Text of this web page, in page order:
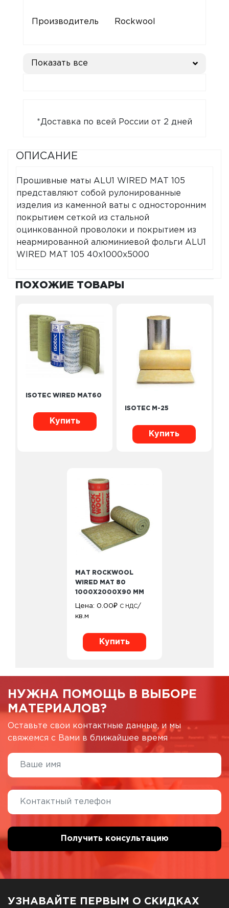
Производитель Rockwool
Показать все
*Доставка по всей России от 2 дней
ОПИСАНИЕ
Прошивные маты ALU1 WIRED MAT 105
представляют собой рулонированные
изделия из каменной ваты с односторонним
покрытием сеткой из стальной
оцинкованной проволоки и покрытием из
неармированной алюминиевой фольги ALU1
WIRED MAT 105 40x1000x5000
ПОХОЖИЕ ТОВАРЫ
ISOTEC WIRED MAT60
Купить
ISOTEC M-25
Купить
МАТ ROCKWOOL
WIRED MAT 80
1000Х2000Х90 ММ
Цена: 0.00₽ С НДС/
кв.м
Купить
НУЖНА ПОМОЩЬ В ВЫБОРЕ
МАТЕРИАЛОВ?
Оставьте свои контактные данные, и мы
свяжемся с Вами в ближайшее время
УЗНАВАЙТЕ ПЕРВЫМ О СКИДКАХ